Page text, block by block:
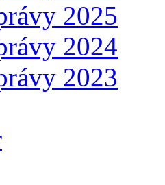
2025
2024
2023